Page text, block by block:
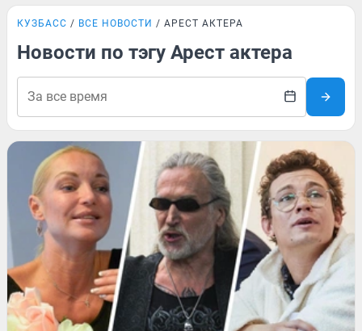
КУЗБАСС ВСЕ НОВОСТИ АРЕСТ АКТЕРА
Новости по тэгу Арест актера